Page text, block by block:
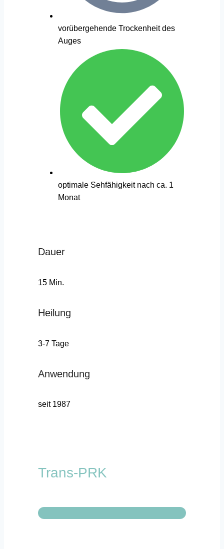
vorübergehende Trockenheit des
Auges
optimale Sehfähigkeit nach ca. 1
Monat
Dauer
15 Min.
Heilung
3-7 Tage
Anwendung
seit 1987
Trans-PRK